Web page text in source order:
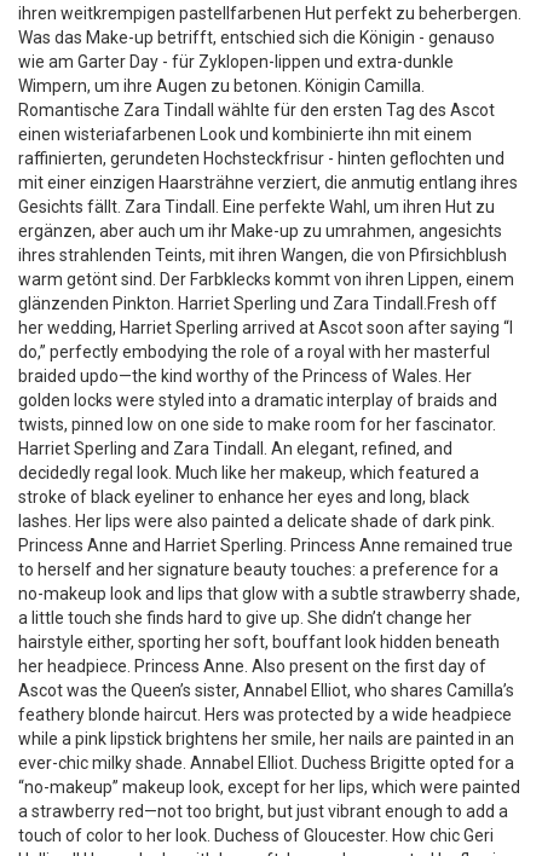
ihren weitkrempigen pastellfarbenen Hut perfekt zu beherbergen.
Was das Make-up betrifft, entschied sich die Königin - genauso
wie am Garter Day - für Zyklopen-lippen und extra-dunkle
Wimpern, um ihre Augen zu betonen. Königin Camilla.
Romantische Zara Tindall wählte für den ersten Tag des Ascot
einen wisteriafarbenen Look und kombinierte ihn mit einem
raffinierten, gerundeten Hochsteckfrisur - hinten geflochten und
mit einer einzigen Haarsträhne verziert, die anmutig entlang ihres
Gesichts fällt. Zara Tindall. Eine perfekte Wahl, um ihren Hut zu
ergänzen, aber auch um ihr Make-up zu umrahmen, angesichts
ihres strahlenden Teints, mit ihren Wangen, die von Pfirsichblush
warm getönt sind. Der Farbklecks kommt von ihren Lippen, einem
glänzenden Pinkton. Harriet Sperling und Zara Tindall.Fresh off
her wedding, Harriet Sperling arrived at Ascot soon after saying “I
do,” perfectly embodying the role of a royal with her masterful
braided updo—the kind worthy of the Princess of Wales. Her
golden locks were styled into a dramatic interplay of braids and
twists, pinned low on one side to make room for her fascinator.
Harriet Sperling and Zara Tindall. An elegant, refined, and
decidedly regal look. Much like her makeup, which featured a
stroke of black eyeliner to enhance her eyes and long, black
lashes. Her lips were also painted a delicate shade of dark pink.
Princess Anne and Harriet Sperling. Princess Anne remained true
to herself and her signature beauty touches: a preference for a
no-makeup look and lips that glow with a subtle strawberry shade,
a little touch she finds hard to give up. She didn’t change her
hairstyle either, sporting her soft, bouffant look hidden beneath
her headpiece. Princess Anne. Also present on the first day of
Ascot was the Queen’s sister, Annabel Elliot, who shares Camilla’s
feathery blonde haircut. Hers was protected by a wide headpiece
while a pink lipstick brightens her smile, her nails are painted in an
ever-chic milky shade. Annabel Elliot. Duchess Brigitte opted for a
“no-makeup” makeup look, except for her lips, which were painted
a strawberry red—not too bright, but just vibrant enough to add a
touch of color to her look. Duchess of Gloucester. How chic Geri